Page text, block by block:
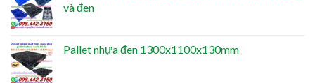
và đen
Pallet nhựa đen 1300x1100x130mm